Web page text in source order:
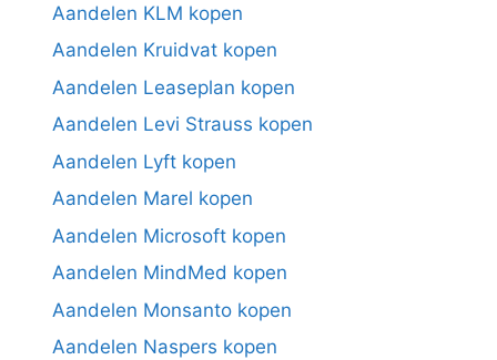
Aandelen KLM kopen
Aandelen Kruidvat kopen
Aandelen Leaseplan kopen
Aandelen Levi Strauss kopen
Aandelen Lyft kopen
Aandelen Marel kopen
Aandelen Microsoft kopen
Aandelen MindMed kopen
Aandelen Monsanto kopen
Aandelen Naspers kopen